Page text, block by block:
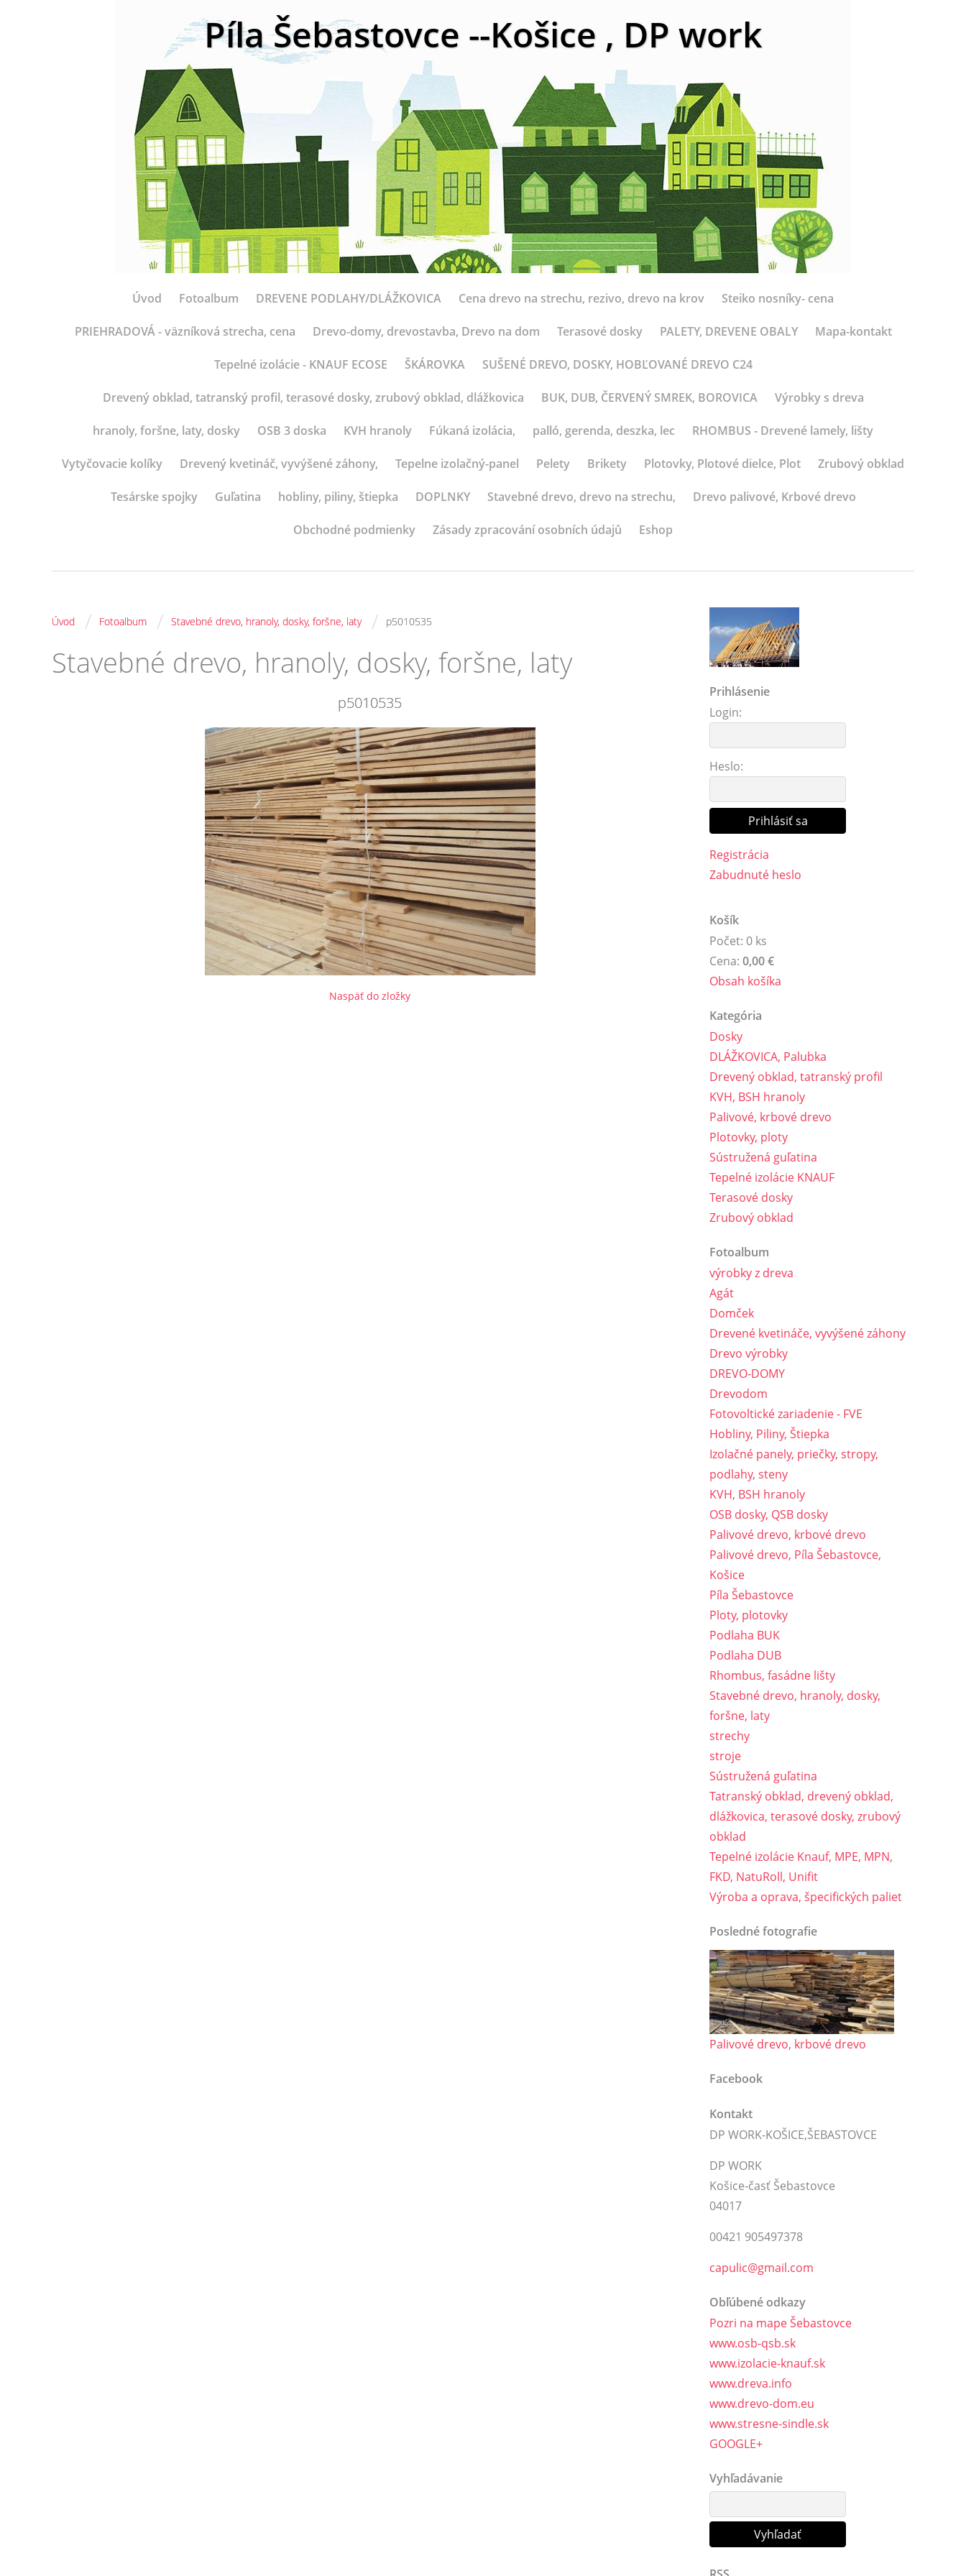
Píla Šebastovce --Košice , DP work
Úvod Fotoalbum DREVENE PODLAHY/DLÁŽKOVICA Cena drevo na strechu, rezivo, drevo na krov Steiko nosníky- cena
PRIEHRADOVÁ - väzníková strecha, cena Drevo-domy, drevostavba, Drevo na dom Terasové dosky PALETY, DREVENE OBALY Mapa-kontakt
Tepelné izolácie - KNAUF ECOSE ŠKÁROVKA SUŠENÉ DREVO, DOSKY, HOBĽOVANÉ DREVO C24
Drevený obklad, tatranský profil, terasové dosky, zrubový obklad, dlážkovica BUK, DUB, ČERVENÝ SMREK, BOROVICA Výrobky s dreva
hranoly, foršne, laty, dosky OSB 3 doska KVH hranoly Fúkaná izolácia, palló, gerenda, deszka, lec RHOMBUS - Drevené lamely, lišty
Vytyčovacie kolíky Drevený kvetináč, vyvýšené záhony, Tepelne izolačný-panel Pelety Brikety Plotovky, Plotové dielce, Plot Zrubový obklad
Tesárske spojky Guľatina hobliny, piliny, štiepka DOPLNKY Stavebné drevo, drevo na strechu, Drevo palivové, Krbové drevo
Obchodné podmienky Zásady zpracování osobních údajů Eshop
Úvod / Fotoalbum / Stavebné drevo, hranoly, dosky, foršne, laty / p5010535
Stavebné drevo, hranoly, dosky, foršne, laty
p5010535
Naspäť do zložky
Prihlásenie
Login:
Heslo:
Registrácia
Zabudnuté heslo
Košík
Počet: 0 ks
Cena: 0,00 €
Obsah košíka
Kategória
Dosky
DLÁŽKOVICA, Palubka
Drevený obklad, tatranský profil
KVH, BSH hranoly
Palivové, krbové drevo
Plotovky, ploty
Sústružená guľatina
Tepelné izolácie KNAUF
Terasové dosky
Zrubový obklad
Fotoalbum
výrobky z dreva
Agát
Domček
Drevené kvetináče, vyvýšené záhony
Drevo výrobky
DREVO-DOMY
Drevodom
Fotovoltické zariadenie - FVE
Hobliny, Piliny, Štiepka
Izolačné panely, priečky, stropy,
podlahy, steny
KVH, BSH hranoly
OSB dosky, QSB dosky
Palivové drevo, krbové drevo
Palivové drevo, Píla Šebastovce,
Košice
Píla Šebastovce
Ploty, plotovky
Podlaha BUK
Podlaha DUB
Rhombus, fasádne lišty
Stavebné drevo, hranoly, dosky,
foršne, laty
strechy
stroje
Sústružená guľatina
Tatranský obklad, drevený obklad,
dlážkovica, terasové dosky, zrubový
obklad
Tepelné izolácie Knauf, MPE, MPN,
FKD, NatuRoll, Unifit
Výroba a oprava, špecifických paliet
Posledné fotografie
Palivové drevo, krbové drevo
Facebook
Kontakt
DP WORK-KOŠICE,ŠEBASTOVCE
DP WORK
Košice-časť Šebastovce
04017
00421 905497378
capulic@gmail.com
Obľúbené odkazy
Pozri na mape Šebastovce
www.osb-qsb.sk
www.izolacie-knauf.sk
www.dreva.info
www.drevo-dom.eu
www.stresne-sindle.sk
GOOGLE+
Vyhľadávanie